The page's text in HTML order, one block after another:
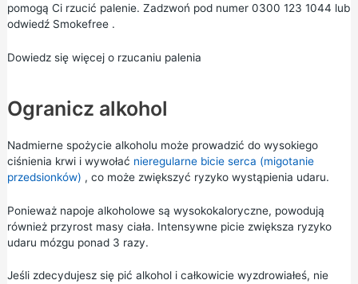
pomogą Ci rzucić palenie. Zadzwoń pod numer 0300 123 1044 lub
odwiedź Smokefree.
Dowiedz się więcej o rzucaniu palenia
Ogranicz alkohol
Nadmierne spożycie alkoholu może prowadzić do wysokiego
ciśnienia krwi i wywołać nieregularne bicie serca (migotanie
przedsionków) , co może zwiększyć ryzyko wystąpienia udaru.
Ponieważ napoje alkoholowe są wysokokaloryczne, powodują
również przyrost masy ciała. Intensywne picie zwiększa ryzyko
udaru mózgu ponad 3 razy.
Jeśli zdecydujesz się pić alkohol i całkowicie wyzdrowiałeś, nie